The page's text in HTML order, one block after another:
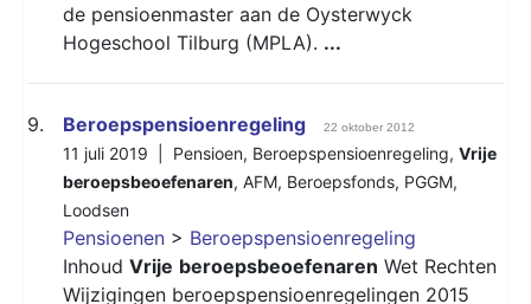
de pensioenmaster aan de Oysterwyck
Hogeschool Tilburg (MPLA). ...
9. Beroepspensioenregeling 22 oktober 2012
11 juli 2019 | Pensioen, Beroepspensioenregeling, Vrije
beroepsbeoefenaren, AFM, Beroepsfonds, PGGM,
Loodsen
Pensioenen > Beroepspensioenregeling
Inhoud Vrije beroepsbeoefenaren Wet Rechten
Wijzigingen beroepspensioenregelingen 2015